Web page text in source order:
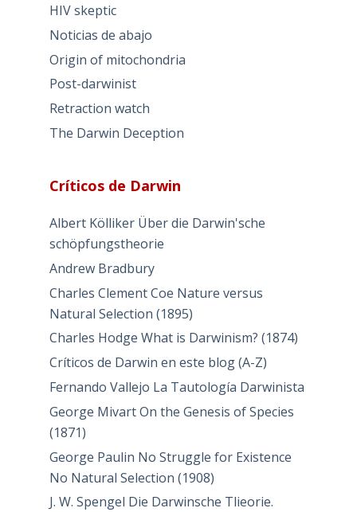
HIV skeptic
Noticias de abajo
Origin of mitochondria
Post-darwinist
Retraction watch
The Darwin Deception
Críticos de Darwin
Albert Kölliker Über die Darwin'sche
schöpfungstheorie
Andrew Bradbury
Charles Clement Coe Nature versus
Natural Selection (1895)
Charles Hodge What is Darwinism? (1874)
Críticos de Darwin en este blog (A-Z)
Fernando Vallejo La Tautología Darwinista
George Mivart On the Genesis of Species
(1871)
George Paulin No Struggle for Existence
No Natural Selection (1908)
J. W. Spengel Die Darwinsche Tlieorie.